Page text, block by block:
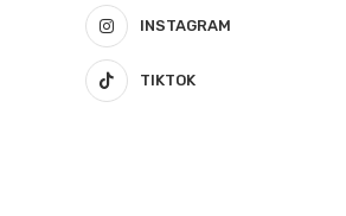
INSTAGRAM
TIKTOK